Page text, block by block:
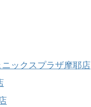
ックスプラザ摩耶店